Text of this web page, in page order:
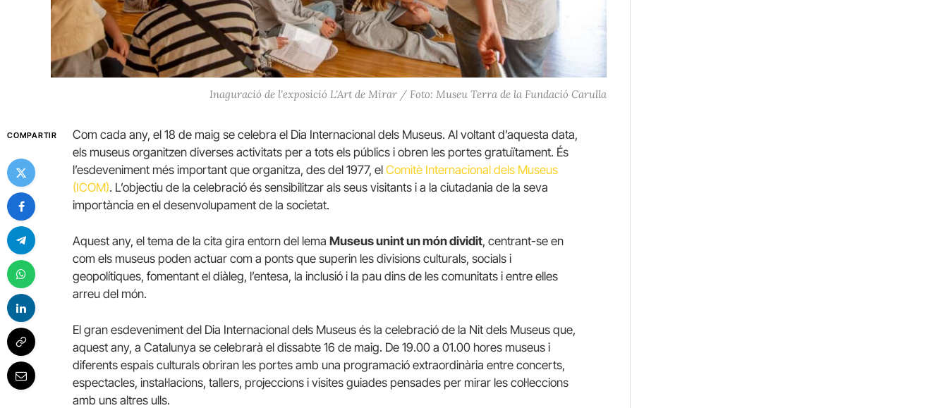
Inaguració de l'exposició L'Art de Mirar / Foto: Museu Terra de la Fundació Carulla
COMPARTIR
Com cada any, el 18 de maig se celebra el Dia Internacional dels Museus. Al voltant d’aquesta data,
els museus organitzen diverses activitats per a tots els públics i obren les portes gratuïtament. És
l’esdeveniment més important que organitza, des del 1977, el Comitè Internacional dels Museus
(ICOM). L’objectiu de la celebració és sensibilitzar als seus visitants i a la ciutadania de la seva
importància en el desenvolupament de la societat.
Aquest any, el tema de la cita gira entorn del lema Museus unint un món dividit, centrant-se en
com els museus poden actuar com a ponts que superin les divisions culturals, socials i
geopolítiques, fomentant el diàleg, l’entesa, la inclusió i la pau dins de les comunitats i entre elles
arreu del món.
El gran esdeveniment del Dia Internacional dels Museus és la celebració de la Nit dels Museus que,
aquest any, a Catalunya se celebrarà el dissabte 16 de maig. De 19.00 a 01.00 hores museus i
diferents espais culturals obriran les portes amb una programació extraordinària entre concerts,
espectacles, instal·lacions, tallers, projeccions i visites guiades pensades per mirar les col·leccions
amb uns altres ulls.